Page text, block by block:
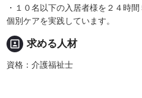
・１０名以下の入居者様を２４時
個別ケアを実践しています。
portrait 求める人材
資格：介護福祉士